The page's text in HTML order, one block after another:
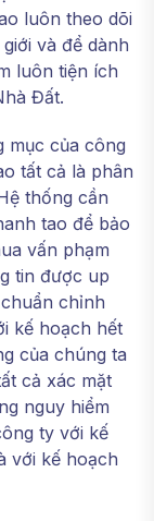
luôn theo dõi
và để dành
luôn tiện ích
Đất.
mục của công
tất cả là phân
thống cần
tao để bảo
vấn phạm
tin được up
chỉnh
kế hoạch hết
của chúng ta
cả xác mặt
nguy hiểm
ty với kế
với kế hoạch